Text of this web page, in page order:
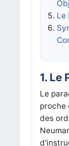
Le
1. Le
Le
proche
des